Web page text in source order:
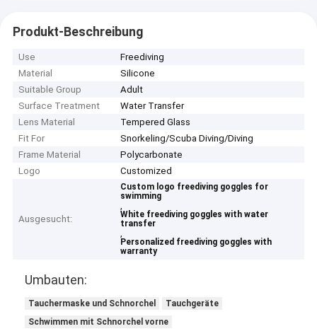
Produkt-Beschreibung
Use
Freediving
Material
Silicone
Suitable Group
Adult
Surface Treatment
Water Transfer
Lens Material
Tempered Glass
Fit For
Snorkeling/Scuba Diving/Diving
Frame Material
Polycarbonate
Logo
Customized
Ausgesucht:
Custom logo freediving goggles for
swimming
,
White freediving goggles with water
transfer
,
Personalized freediving goggles with
warranty
Umbauten:
Tauchermaske und Schnorchel
Tauchgeräte
Schwimmen mit Schnorchel vorne